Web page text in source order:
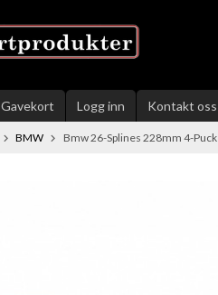
Gavekort Logg inn Kontakt oss
BMW Bmw 26-Splines 228mm 4-Puck